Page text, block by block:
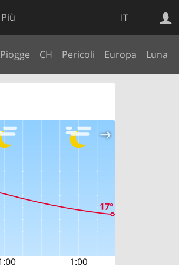
IT
Più
Piogge CH Pericoli Europa Luna
Ricerca Web